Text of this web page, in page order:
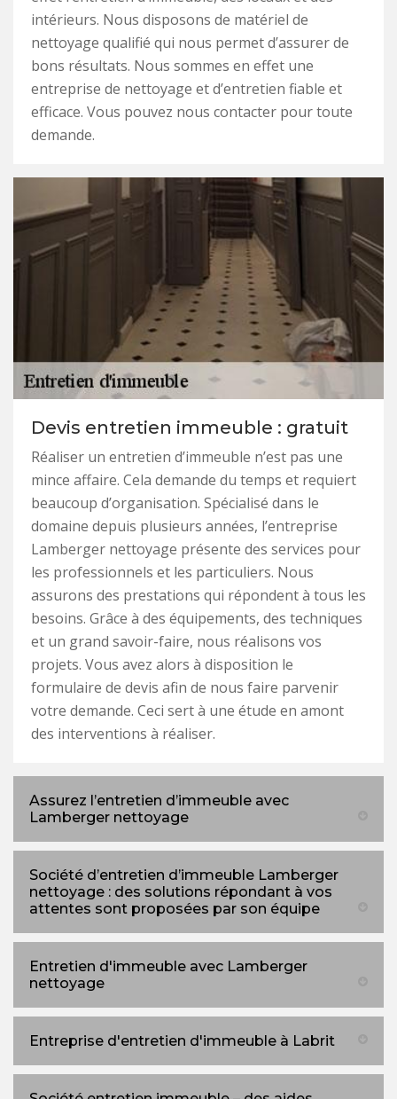
intérieurs. Nous disposons de matériel de
nettoyage qualifié qui nous permet d’assurer de
bons résultats. Nous sommes en effet une
entreprise de nettoyage et d’entretien fiable et
efficace. Vous pouvez nous contacter pour toute
demande.
Devis entretien immeuble : gratuit
Réaliser un entretien d’immeuble n’est pas une
mince affaire. Cela demande du temps et requiert
beaucoup d’organisation. Spécialisé dans le
domaine depuis plusieurs années, l’entreprise
Lamberger nettoyage présente des services pour
les professionnels et les particuliers. Nous
assurons des prestations qui répondent à tous les
besoins. Grâce à des équipements, des techniques
et un grand savoir-faire, nous réalisons vos
projets. Vous avez alors à disposition le
formulaire de devis afin de nous faire parvenir
votre demande. Ceci sert à une étude en amont
des interventions à réaliser.
Assurez l’entretien d’immeuble avec
Lamberger nettoyage
Société d’entretien d’immeuble Lamberger
nettoyage : des solutions répondant à vos
attentes sont proposées par son équipe
Entretien d'immeuble avec Lamberger
nettoyage
Entreprise d'entretien d'immeuble à Labrit